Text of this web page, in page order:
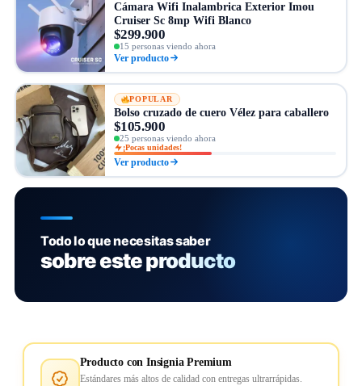
Cámara Wifi Inalambrica Exterior Imou
Cruiser Sc 8mp Wifi Blanco
$299.900
15 personas viendo ahora
Ver producto
POPULAR
Bolso cruzado de cuero Vélez para caballero
$105.900
25 personas viendo ahora
¡Pocas unidades!
Ver producto
Todo lo que necesitas saber
sobre este producto
Producto con Insignia Premium
Estándares más altos de calidad con entregas ultrarrápidas.